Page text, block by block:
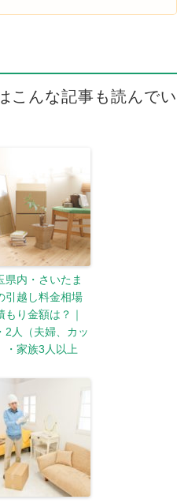
こんな記事も読んでい
県内・さいたま
引越し料金相場
もり金額は？｜
2人（夫婦、カッ
・家族3人以上